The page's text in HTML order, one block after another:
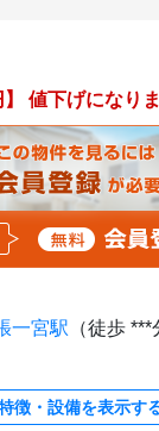
】 値下げになり
一宮駅 （徒歩 ***
徴・設備を表示す